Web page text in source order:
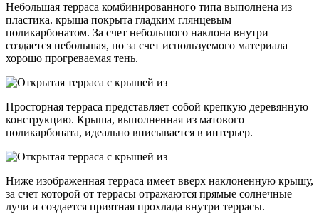
Небольшая терраса комбинированного типа выполнена из
пластика. крыша покрыта гладким глянцевым
поликарбонатом. За счет небольшого наклона внутри
создается небольшая, но за счет используемого материала
хорошо прогреваемая тень.
Просторная терраса представляет собой крепкую деревянную
конструкцию. Крыша, выполненная из матового
поликарбоната, идеально вписывается в интерьер.
Ниже изображенная терраса имеет вверх наклоненную крышу,
за счет которой от террасы отражаются прямые солнечные
лучи и создается приятная прохлада внутри террасы.